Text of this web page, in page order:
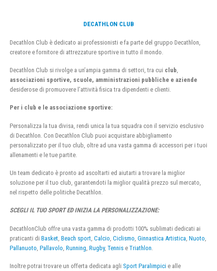
DECATHLON CLUB
Decathlon Club è dedicato ai professionisti e fa parte del gruppo Decathlon,
creatore e fornitore di attrezzature sportive in tutto il mondo.
Decathlon Club si rivolge a un’ampia gamma di settori, tra cui club
associazioni sportive, scuole, amministrazioni pubbliche e aziende
desiderose di promuovere l’attività fisica tra dipendenti e clienti.
Per i club e le associazione sportive:
Personalizza la tua divisa, rendi unica la tua squadra con il servizio esclusivo
di Decathlon. Con Decathlon Club puoi acquistare abbigliamento
personalizzato per il tuo club, oltre ad una vasta gamma di accessori per i tuoi
allenamenti e le tue partite.
Un team dedicato è pronto ad ascoltarti ed aiutarti a trovare la miglior
soluzione per il tuo club, garantendoti la miglior qualità prezzo sul mercato,
nel rispetto delle politiche Decathlon.
SCEGLI IL TUO SPORT ED INIZIA LA PERSONALIZZAZIONE:
DecathlonClub offre una vasta gamma di prodotti 100% sublimati dedicati ai
praticanti di Basket Beach sport Calcio Ciclismo Ginnastica Artistica Nuoto
Pallanuoto Pallavolo Running Rugby, Tennis e Triathlon
Inoltre potrai trovare un offerta dedicata agli Sport Paralimpici e alle